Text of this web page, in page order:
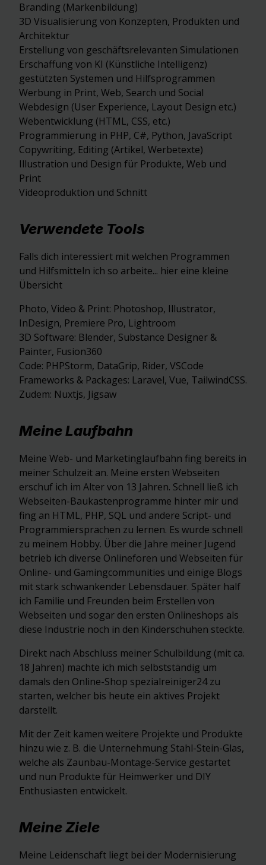
Branding (Markenbildung)
3D Visualisierung von Konzepten, Produkten und
Architektur
Erstellung von geschäftsrelevanten Simulationen
Erschaffung von KI (Künstliche Intelligenz)
gestützten Systemen und Hilfsprogrammen
Werbung in Print, Web, Search und Social
Webdesign (User Experience, Layout Design etc.)
Webentwicklung (HTML, CSS, etc.)
Programmierung in PHP, C#, Python, JavaScript
Copywriting, Editing (Artikel, Werbetexte)
Illustration und Design für Produkte, Web und
Print
Videoproduktion und Schnitt
Verwendete Tools
Falls dich interessiert mit welchen Programmen
und Hilfsmitteln ich so arbeite... hier eine kleine
Übersicht
Photo, Video & Print: Photoshop, Illustrator,
InDesign, Premiere Pro, Lightroom
3D Software: Blender, Substance Designer &
Painter, Fusion360
Code: PHPStorm, DataGrip, Rider, VSCode
Frameworks & Packages: Laravel, Vue, TailwindCSS.
Zudem: Nuxtjs, Jigsaw
Meine Laufbahn
Meine Web- und Marketinglaufbahn fing bereits in
meiner Schulzeit an. Meine ersten Webseiten
erschuf ich im Alter von 13 Jahren. Schnell ließ ich
Webseiten-Baukastenprogramme hinter mir und
fing an HTML, PHP, SQL und andere Script- und
Programmiersprachen zu lernen. Es wurde schnell
zu meinem Hobby. Über die Jahre meiner Jugend
betrieb ich diverse Onlineforen und Webseiten für
Online- und Gamingcommunities und einige Blogs
mit stark schwankender Lebensdauer. Später half
ich Familie und Freunden beim Erstellen von
Webseiten und sogar den ersten Onlineshops als
diese Industrie noch in den Kinderschuhen steckte.
Direkt nach Abschluss meiner Schulbildung (mit ca.
18 Jahren) machte ich mich selbstständig um
damals den Online-Shop spezialreiniger24 zu
starten, welcher bis heute ein aktives Projekt
darstellt.
Mit der Zeit kamen weitere Projekte und Produkte
hinzu wie z. B. die Unternehmung Stahl-Stein-Glas,
welche als Zaunbau-Montage-Service gestartet
und nun Produkte für Heimwerker und DIY
Enthusiasten entwickelt.
Meine Ziele
Meine Leidenschaft liegt bei der Modernisierung